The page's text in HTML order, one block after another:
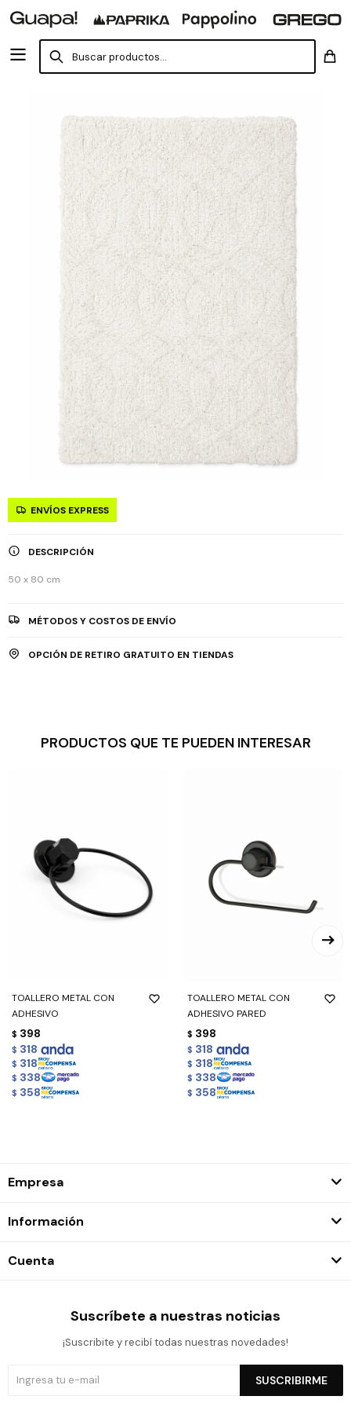
ENVÍOS EXPRESS
DESCRIPCIÓN
50 x 80 cm
MÉTODOS Y COSTOS DE ENVÍO
OPCIÓN DE RETIRO GRATUITO EN TIENDAS
PRODUCTOS QUE TE PUEDEN INTERESAR
TOALLERO METAL CON
ADHESIVO
$ 398
$ 318
$ 318
$ 338
$ 358
TOALLERO METAL CON
ADHESIVO PARED
$ 398
$ 318
$ 318
$ 338
$ 358
Empresa
Información
Cuenta
Suscríbete a nuestras noticias
¡Suscribite y recibí todas nuestras novedades!
SUSCRIBIRME